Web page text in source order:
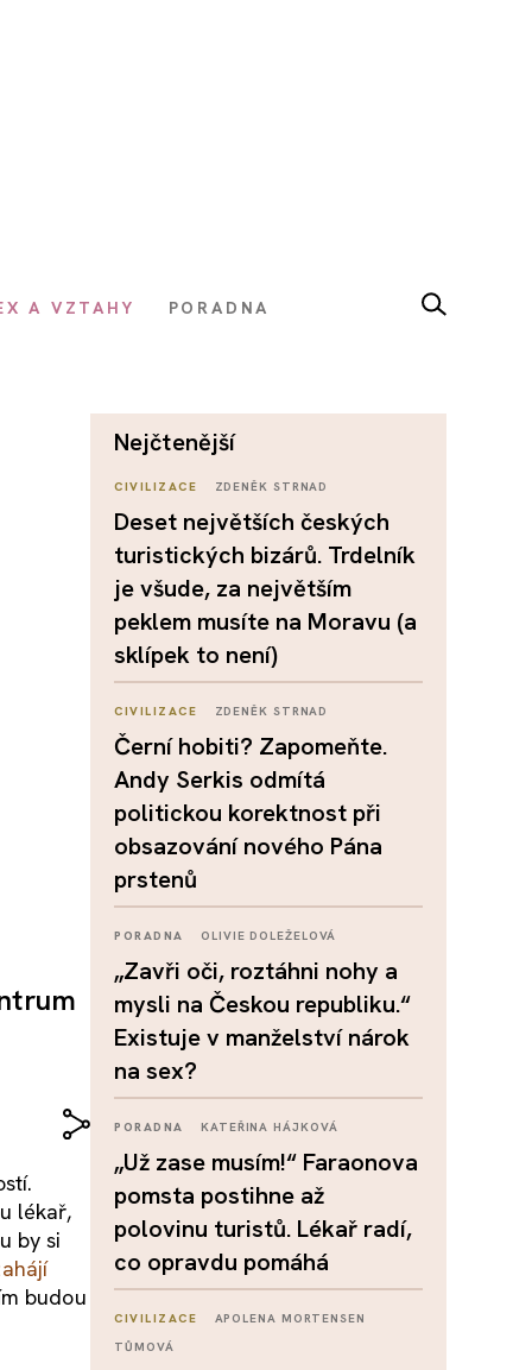
A VZTAHY PORADNA
lékař,
by si
budou
nejčtenější
CIVILIZACE ZDENĚK STRNAD
Deset největších českých
turistických bizárů. Trdelník
je všude, za největším
peklem musíte na Moravu (a
sklípek to není)
CIVILIZACE ZDENĚK STRNAD
Černí hobiti? Zapomeňte.
Andy Serkis odmítá
politickou korektnost při
obsazování nového Pána
prstenů
PORADNA OLIVIE DOLEŽELOVÁ
„Zavři oči, roztáhni nohy a
mysli na Českou republiku.“
Existuje v manželství nárok
na sex?
PORADNA KATEŘINA HÁJKOVÁ
„Už zase musím!“ Faraonova
pomsta postihne až
polovinu turistů. Lékař radí,
co opravdu pomáhá
CIVILIZACE
APOLENA MORTENSEN
TŮMOVÁ